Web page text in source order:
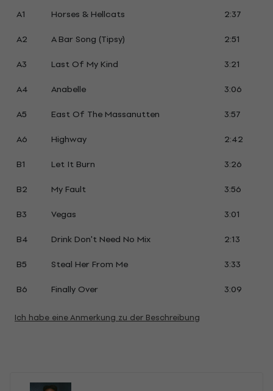
A1
Horses & Hellcats
2:37
A2
A Bar Song (Tipsy)
2:51
A3
Last Of My Kind
3:21
A4
Anabelle
3:06
A5
East Of The Massanutten
3:57
A6
Highway
2:42
B1
Let It Burn
3:26
B2
My Fault
3:56
B3
Vegas
3:01
B4
Drink Don't Need No Mix
2:13
B5
Steal Her From Me
3:33
B6
Finally Over 3:09
Ich habe eine Anmerkung zu der Beschreibung